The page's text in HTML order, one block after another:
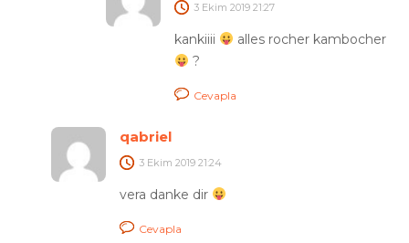
3 Ekim 2019 21:27
kankiiii
alles rocher kambocher
?
Cevapla
qabriel
3 Ekim 2019 21:24
vera danke dir
Cevapla